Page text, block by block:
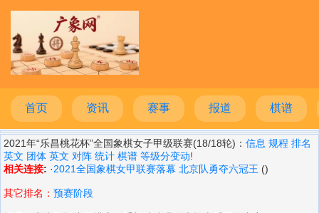
首页 资讯 赛事 报道 棋谱
2021年“乐昌桃花杯”全国象棋女子甲级联赛(18/18轮)： 信息 规程 排名
英文 团体 英文 对阵 统计 棋谱 等级分变动!
相关连接: ·2021全国象棋女甲联赛落幕 北京队勇夺六冠王 ()
其它排名： 预赛阶段